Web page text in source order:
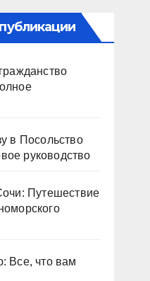
в Посольство
руководство
Путешествие
Все, что вам